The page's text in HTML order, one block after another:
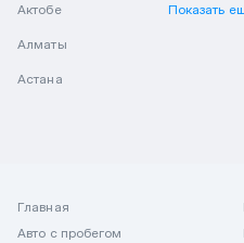
Актобе
Алматы
Астана
Показать
Главная
Авто с пробегом